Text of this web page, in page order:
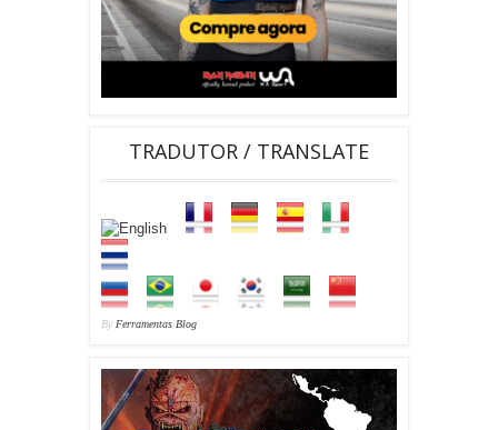
TRADUTOR / TRANSLATE
By Ferramentas Blog